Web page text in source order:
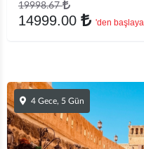
19998.67
14999.00 'den
4 Gece, 5 Gün